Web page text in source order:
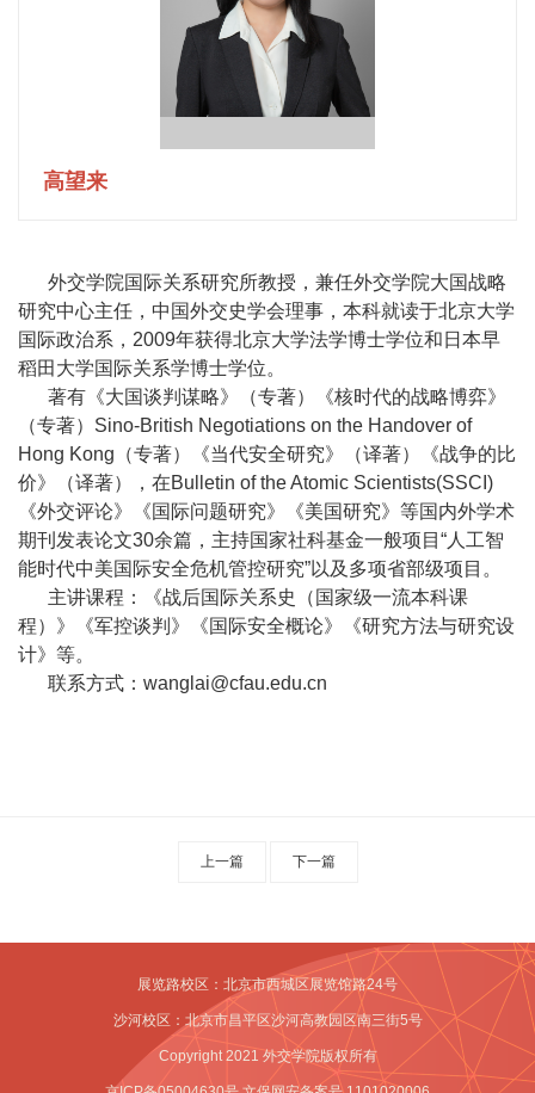
教
学
工
作
学
生
工
作
高望来
外交学院国际关系研究所教授，兼任外交学院大国战略
研究中心主任，中国外交史学会理事，本科就读于北京大学
国际政治系，2009年获得北京大学法学博士学位和日本早
稻田大学国际关系学博士学位。
著有《大国谈判谋略》（专著）《核时代的战略博弈》
（专著）Sino-British Negotiations on the Handover of
Hong Kong（专著）《当代安全研究》（译著）《战争的比
价》（译著），在Bulletin of the Atomic Scientists(SSCI)
《外交评论》《国际问题研究》《美国研究》等国内外学术
期刊发表论文30余篇，主持国家社科基金一般项目“人工智
能时代中美国际安全危机管控研究”以及多项省部级项目。
主讲课程：《战后国际关系史（国家级一流本科课
程）》《军控谈判》《国际安全概论》《研究方法与研究设
计》等。
联系方式：wanglai@cfau.edu.cn
上一篇 下一篇
展览路校区：北京市西城区展览馆路24号
沙河校区：北京市昌平区沙河高教园区南三街5号
Copyright 2021 外交学院版权所有